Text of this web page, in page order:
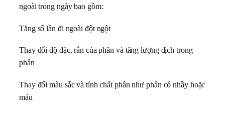
ngoài trong ngày bao gồm:
Tăng số lần đi ngoài đột ngột
Thay đổi độ đặc, rắn của phân và tăng lượng dịch trong
phân
Thay đổi màu sắc và tính chất phân như phân có nhầy hoặc
máu